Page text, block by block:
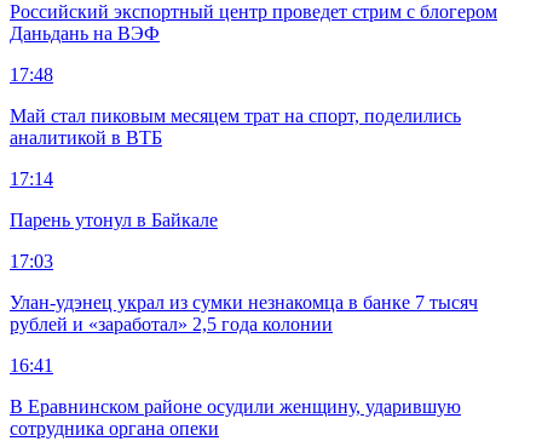
Российский экспортный центр проведет стрим с блогером
Даньдань на ВЭФ
17:48
Май стал пиковым месяцем трат на спорт, поделились
аналитикой в ВТБ
17:14
Парень утонул в Байкале
17:03
Улан-удэнец украл из сумки незнакомца в банке 7 тысяч
рублей и «заработал» 2,5 года колонии
16:41
В Еравнинском районе осудили женщину, ударившую
сотрудника органа опеки